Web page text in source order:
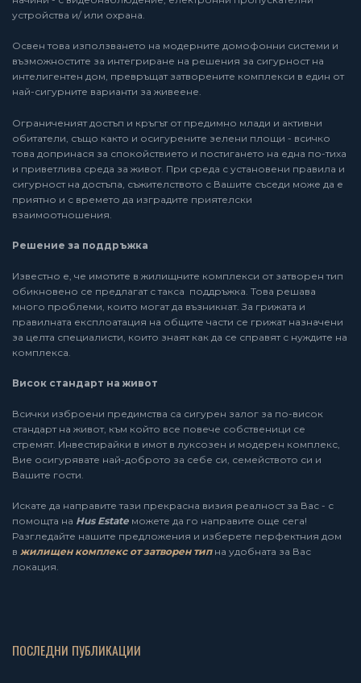
устройства и/ или охрана.
Освен това използването на модерните домофонни системи и
възможностите за интегриране на решения за сигурност на
интелигентен дом, превръщат затворените комплекси в един от
най-сигурните варианти за живеене.
Ограниченият достъп и кръгът от предимно млади и активни
обитатели, също както и осигурените зелени площи - всичко
това допринася за спокойствието и постигането на една по-тиха
и приветлива среда за живот. При среда с установени правила и
сигурност на достъпа, съжителството с Вашите съседи може да е
приятно и с времето да изградите приятелски
взаимоотношения.
Решение за поддръжка
Известно е, че имотите в жилищните комплекси от затворен тип
обикновено се предлагат с такса поддръжка. Това решава
много проблеми, които могат да възникнат. За грижата и
правилната експлоатация на общите части се грижат назначени
за целта специалисти, които знаят как да се справят с нуждите на
комплекса.
Висок стандарт на живот
Всички изброени предимства са сигурен залог за по-висок
стандарт на живот, към който все повече собственици се
стремят. Инвестирайки в имот в луксозен и модерен комплекс,
Вие осигурявате най-доброто за себе си, семейството си и
Вашите гости.
Искате да направите тази прекрасна визия реалност за Вас - с
помощта на Hus Estate можете да го направите още сега!
Разгледайте нашите предложения и изберете перфектния дом
в жилищен комплекс от затворен тип на удобната за Вас
локация.
ПОСЛЕДНИ ПУБЛИКАЦИИ